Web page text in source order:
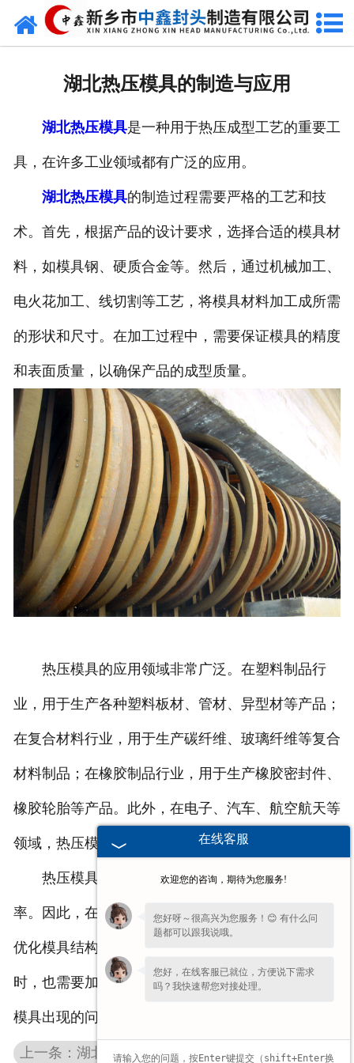
网站首页
生产现场
成功案例
视频中心
发货现场
诚聘英才
联系我们
湖北热压模具的制造与应用
湖北热压模具是一种用于热压成型工艺的重要工
具，在许多工业领域都有广泛的应用。
湖北热压模具的制造过程需要严格的工艺和技
术。首先，根据产品的设计要求，选择合适的模具材
料，如模具钢、硬质合金等。然后，通过机械加工、
电火花加工、线切割等工艺，将模具材料加工成所需
的形状和尺寸。在加工过程中，需要保证模具的精度
和表面质量，以确保产品的成型质量。
热压模具的应用领域非常广泛。在塑料制品行
业，用于生产各种塑料板材、管材、异型材等产品；
在复合材料行业，用于生产碳纤维、玻璃纤维等复合
材料制品；在橡胶制品行业，用于生产橡胶密封件、
橡胶轮胎等产品。此外，在电子、汽车、航空航天等
领域，热压模具也发挥着重要的作用。
热压模具的性能直接影响产品的质量和生产效
率。因此，在制造和使用热压模具过程中，需要不断
优化模具结构，提高模具的使用寿命和稳定性。同
时，也需要加强模具的维护和保养，及时发现和解决
模具出现的问题，确保生产的顺利进行。
上一条：湖北球形封头的特点与制造流程
在线客服
欢迎您的咨询，期待为您服务!
您好呀～很高兴为您服务！😊 有什么问
题都可以跟我说哦。
您好，在线客服已就位，方便说下需求
吗？我快速帮您对接处理。